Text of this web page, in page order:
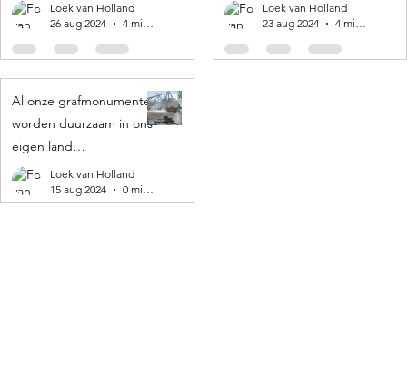
Loek van Holland
26 aug 2024
4 minuten om te lezen
Loek van Holland
23 aug 2024
4 minuten om te lezen
Al onze grafmonumenten
worden duurzaam in ons
eigen land
geproduceerd! 🌍
Loek van Holland
15 aug 2024
0 minuten om te lezen